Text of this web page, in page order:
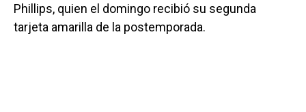
Phillips, quien el domingo recibió su segunda
tarjeta amarilla de la postemporada.